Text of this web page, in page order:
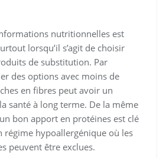
nutritionnelles est
lorsqu’il s’agit de choisir
de substitution. Par
des options avec moins de
en fibres peut avoir un
santé à long terme. De la même
bon apport en protéines est clé
régime hypoallergénique où les
peuvent être exclues.